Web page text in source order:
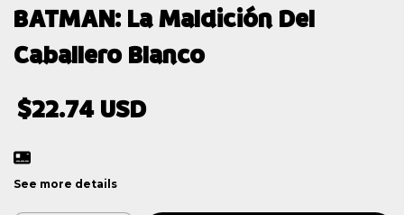
BATMAN: La Maldición Del
Caballero Blanco
$22.74 USD
See more details